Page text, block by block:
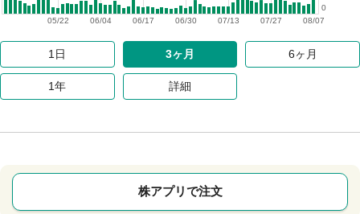
08/07
07/27
07/13
06/30
06/17
06/04
05/22
0
1日 3ヶ月 6ヶ月
1年 詳細
株アプリで注文